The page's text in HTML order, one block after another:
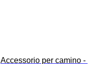
Accessorio per camino -